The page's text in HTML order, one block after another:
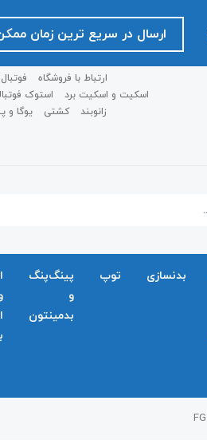
ارسال در سریع ترین زمان ممکن ‌<
ارتباط با فروشگاه فوتبال
اسکیت و اسکیت برد
استوک
زانوبند
کشتی یوگا و
بدنسازی توپ
پینگ‌پنگ
و
بدمينتون